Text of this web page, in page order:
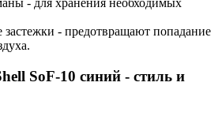
- для хранения необходимых
застежки - предотвращают попадание
SoF-10 синий - стиль и